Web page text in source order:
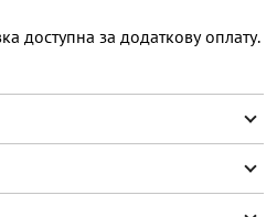
доступна за додаткову оплату.